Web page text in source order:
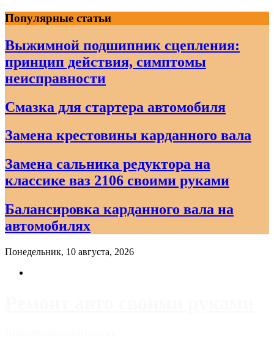
Skip
to
content
Популярные статьи
Выжимной подшипник сцепления:
принцип действия, симптомы
неисправности
Смазка для стартера автомобиля
Замена крестовины карданного вала
Замена сальника редуктора на
классике ваз 2106 своими руками
Балансировка карданного вала на
автомобилях
Понедельник, 10 августа, 2026